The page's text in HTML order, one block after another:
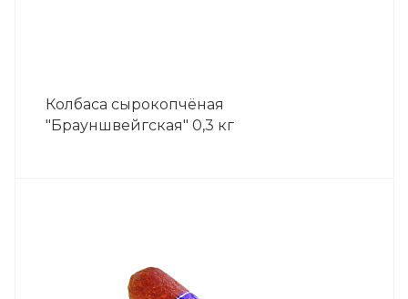
Колбаса сырокопчёная
"Брауншвейгская" 0,3 кг